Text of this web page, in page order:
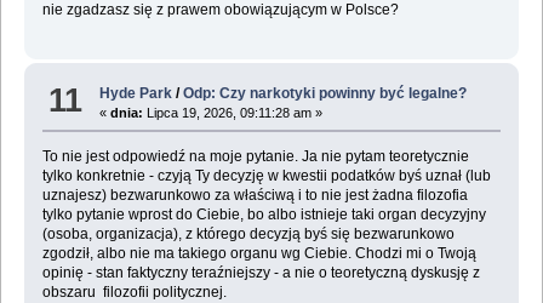
nie zgadzasz się z prawem obowiązującym w Polsce?
11 Hyde Park /Odp: Czy narkotyki powinny być legalne?
«dnia: Lipca 19, 2026, 09:11:28 am »
To nie jest odpowiedź na moje pytanie. Ja nie pytam teoretycznie
tylko konkretnie - czyją Ty decyzję w kwestii podatków byś uznał (lub
uznajesz) bezwarunkowo za właściwą i to nie jest żadna filozofia
tylko pytanie wprost do Ciebie, bo albo istnieje taki organ decyzyjny
(osoba, organizacja), z którego decyzją byś się bezwarunkowo
zgodził, albo nie ma takiego organu wg Ciebie. Chodzi mi o Twoją
opinię - stan faktyczny teraźniejszy - a nie o teoretyczną dyskusję z
obszaru filozofii politycznej.